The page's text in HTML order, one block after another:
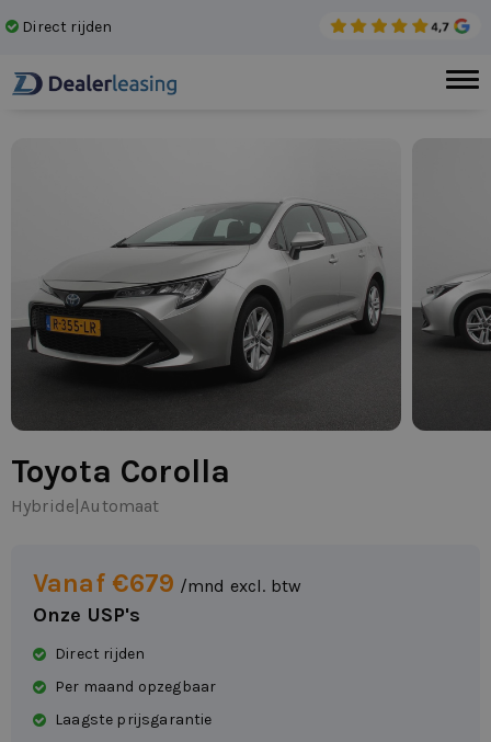
Direct rijden
Toyota Corolla
Hybride |Automaat
Vanaf €679 /mnd excl. btw
Onze USP's
Direct rijden
Per maand opzegbaar
Laagste prijsgarantie